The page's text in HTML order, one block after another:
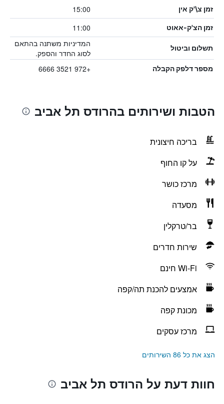
זמן צ\'ק אין 15:00
זמן הצ'ק-אאוט 11:00
תשלום וביטול
המדיניות משתנה בהתאם
לסוג החדר והספק.
מספר דלפק הקבלה +972 3521 6666
הטבות ושירותים בהרודס תל אביב
בריכה חיצונית
על קו החוף
מרכז כושר
מסעדה
בר/טרקלין
שירות חדרים
Wi-Fi חינם
אמצעים להכנת תה/קפה
מכונת קפה
מרכז עסקים
הצג את כל 86 השירותים
חוות דעת על הרודס תל אביב